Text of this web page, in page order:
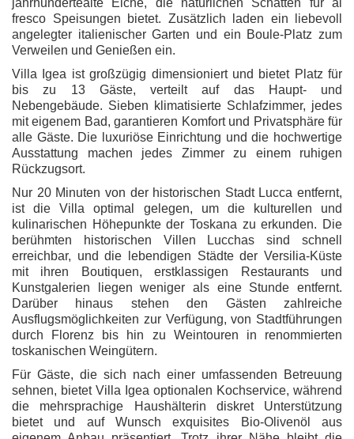
jahrhundertealte Eiche, die natürlichen Schatten für al
fresco Speisungen bietet. Zusätzlich laden ein liebevoll
angelegter italienischer Garten und ein Boule-Platz zum
Verweilen und Genießen ein.
Villa Igea ist großzügig dimensioniert und bietet Platz für
bis zu 13 Gäste, verteilt auf das Haupt- und
Nebengebäude. Sieben klimatisierte Schlafzimmer, jedes
mit eigenem Bad, garantieren Komfort und Privatsphäre für
alle Gäste. Die luxuriöse Einrichtung und die hochwertige
Ausstattung machen jedes Zimmer zu einem ruhigen
Rückzugsort.
Nur 20 Minuten von der historischen Stadt Lucca entfernt,
ist die Villa optimal gelegen, um die kulturellen und
kulinarischen Höhepunkte der Toskana zu erkunden. Die
berühmten historischen Villen Lucchas sind schnell
erreichbar, und die lebendigen Städte der Versilia-Küste
mit ihren Boutiquen, erstklassigen Restaurants und
Kunstgalerien liegen weniger als eine Stunde entfernt.
Darüber hinaus stehen den Gästen zahlreiche
Ausflugsmöglichkeiten zur Verfügung, von Stadtführungen
durch Florenz bis hin zu Weintouren in renommierten
toskanischen Weingütern.
Für Gäste, die sich nach einer umfassenden Betreuung
sehnen, bietet Villa Igea optionalen Kochservice, während
die mehrsprachige Haushälterin diskret Unterstützung
bietet und auf Wunsch exquisites Bio-Olivenöl aus